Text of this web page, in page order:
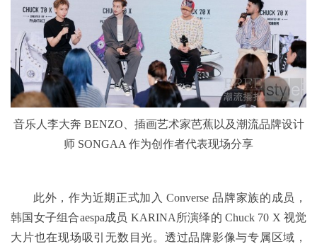
音乐人李大奔 BENZO、插画艺术家芭蕉以及潮流品牌设计
师 SONGAA 作为创作者代表现场分享
此外，作为近期正式加入 Converse 品牌家族的成员，
韩国女子组合aespa成员 KARINA所演绎的 Chuck 70 X 视觉
大片也在现场吸引无数目光。透过品牌影像与专属区域，